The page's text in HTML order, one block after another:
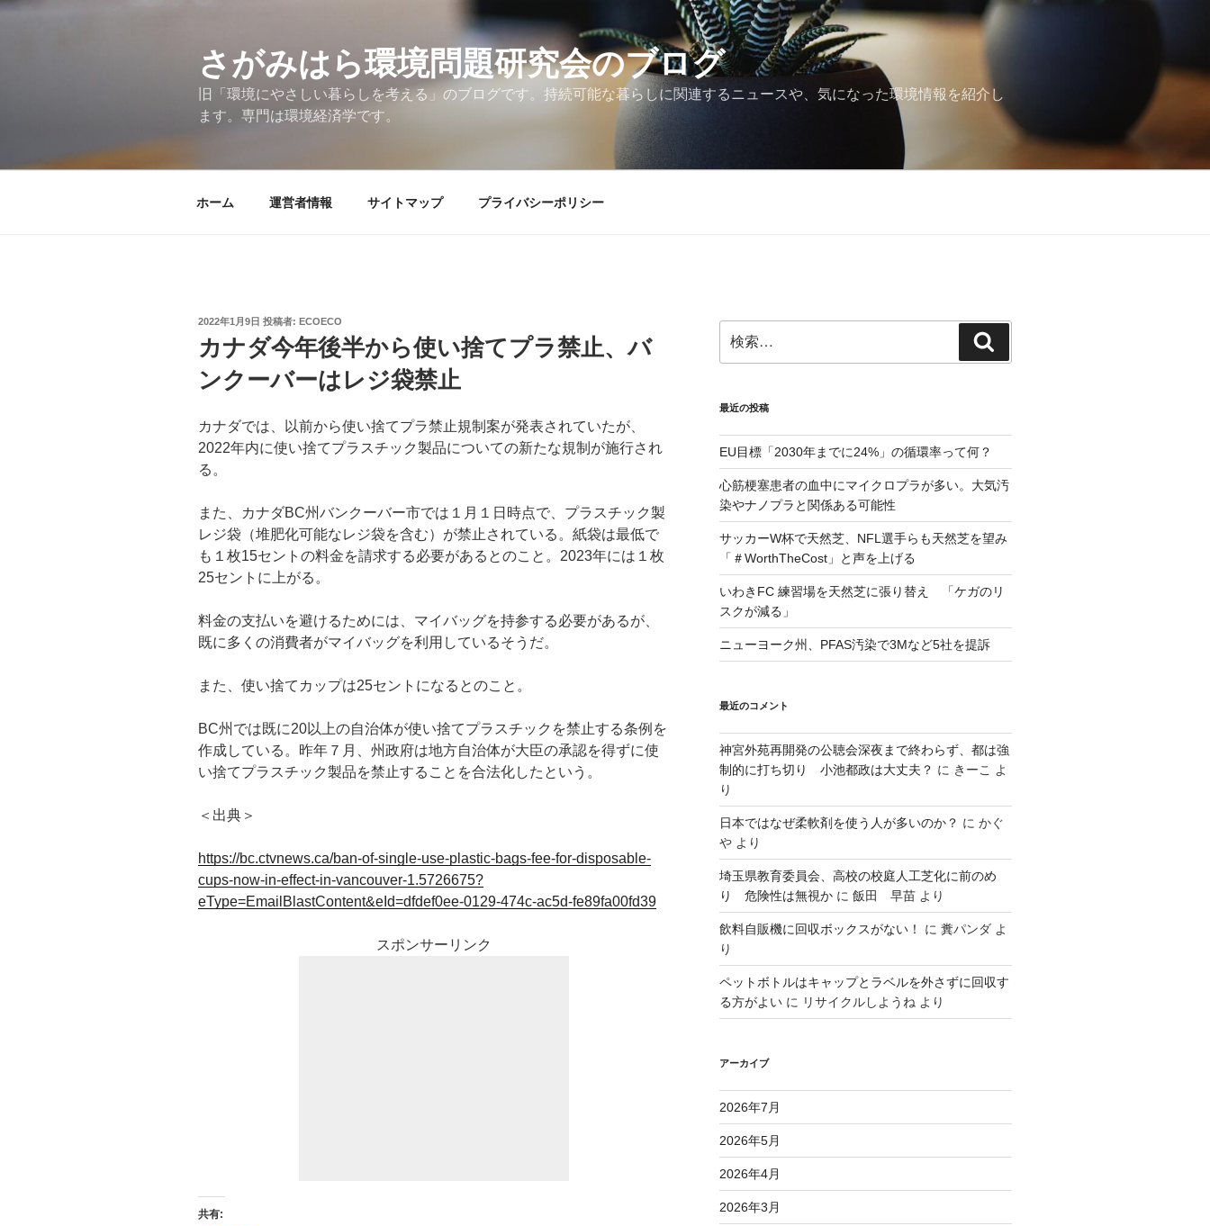
コ
さがみはら環境問題研究会のブログ
旧「環境にやさしい暮らしを考える」のブログです。持続可能な暮らしに関連するニュースや、気になった環境情報を紹介し
ます。専門は環境経済学です。
ホーム 運営者情報 サイトマップ プライバシーポリシー
投
日:
2022年1月9日 投稿者: ECOECO
カナダ今年後半から使い捨てプラ禁止、バ
ンクーバーはレジ袋禁止
カナダでは、以前から使い捨てプラ禁止規制案が発表されていたが、
2022年内に使い捨てプラスチック製品についての新たな規制が施行され
る。
また、カナダBC州バンクーバー市では１月１日時点で、プラスチック製
レジ袋（堆肥化可能なレジ袋を含む）が禁止されている。紙袋は最低で
も１枚15セントの料金を請求する必要があるとのこと。2023年には１枚
25セントに上がる。
料金の支払いを避けるためには、マイバッグを持参する必要があるが、
既に多くの消費者がマイバッグを利用しているそうだ。
また、使い捨てカップは25セントになるとのこと。
BC州では既に20以上の自治体が使い捨てプラスチックを禁止する条例を
作成している。昨年７月、州政府は地方自治体が大臣の承認を得ずに使
い捨てプラスチック製品を禁止することを合法化したという。
＜出典＞
https://bc.ctvnews.ca/ban-of-single-use-plastic-bags-fee-for-disposable-
cups-now-in-effect-in-vancouver-1.5726675?
eType=EmailBlastContent&eId=dfdef0ee-0129-474c-ac5d-fe89fa00fd39
スポンサーリンク
共有:
索:
索
最近の投稿
EU目標「2030年までに24%」の循環率って何？
心筋梗塞患者の血中にマイクロプラが多い。大気汚
染やナノプラと関係ある可能性
サッカーW杯で天然芝、NFL選手らも天然芝を望み
「＃WorthTheCost」と声を上げる
いわきFC 練習場を天然芝に張り替え 「ケガのリ
スクが減る」
ニューヨーク州、PFAS汚染で3Mなど5社を提訴
最近のコメント
神宮外苑再開発の公聴会深夜まで終わらず、都は強
制的に打ち切り 小池都政は大丈夫？ に きーこ よ
り
日本ではなぜ柔軟剤を使う人が多いのか？ に かぐ
やより
埼玉県教育委員会、高校の校庭人工芝化に前のめ
り 危険性は無視かに 飯田 早苗より
飲料自販機に回収ボックスがない！ に 糞パンダよ
り
ペットボトルはキャップとラベルを外さずに回収す
る方がよいに リサイクルしようねより
アーカイブ
2026年7月
2026年5月
2026年4月
2026年3月